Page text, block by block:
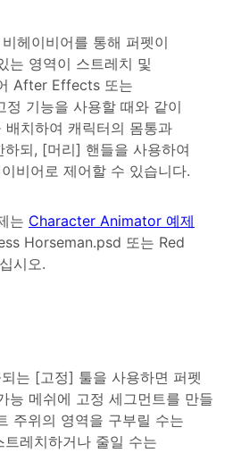
헤이비어를 통해 퍼펫이
는 영역이 스트레치 및
After Effects 또는
기능을 사용할 때와 같이
치하여 캐릭터의 몸통과
되, [머리] 핸들을 사용하여
비어로 제어할 수 있습니다.
는 Character Animator 예제
Horseman.psd 또는 Red
시오.
는 [고정] 툴을 사용하면 퍼펫
능 메쉬에 고정 세그먼트를 만들
주위의 영역을 구부릴 수는
레치하거나 줄일 수는